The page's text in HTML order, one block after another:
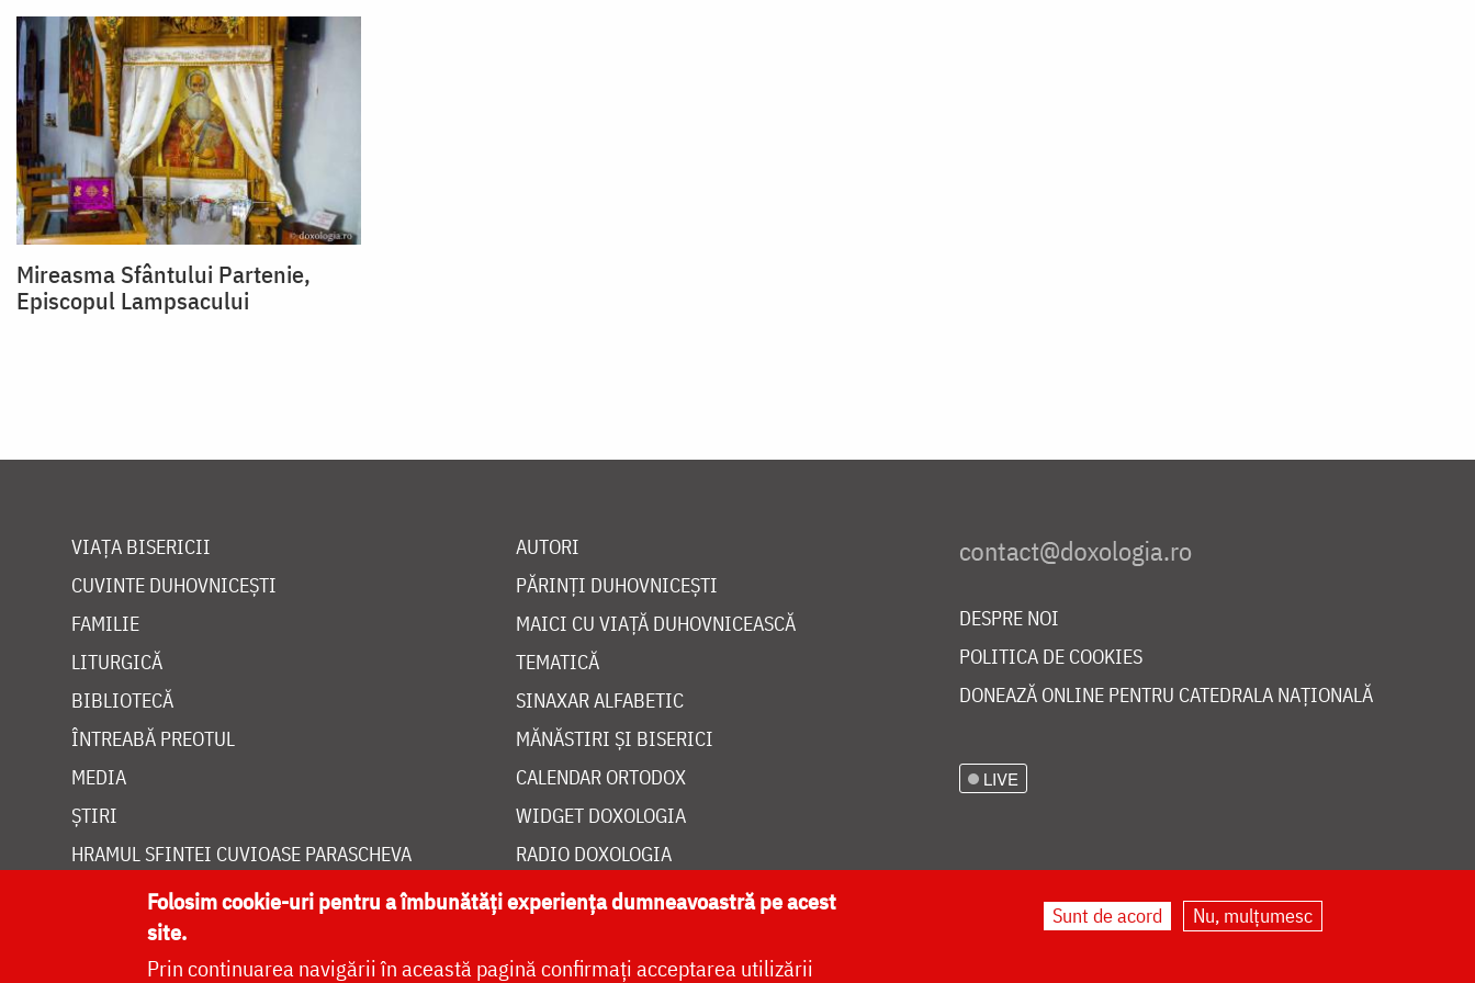
Mireasma Sfântului Partenie,
Episcopul Lampsacului
VIAȚA BISERICII
CUVINTE DUHOVNICEȘTI
FAMILIE
LITURGICĂ
BIBLIOTECĂ
ÎNTREABĂ PREOTUL
MEDIA
ȘTIRI
HRAMUL SFINTEI CUVIOASE PARASCHEVA
AUTORI
PĂRINȚI DUHOVNICEȘTI
MAICI CU VIAȚĂ DUHOVNICEASCĂ
TEMATICĂ
SINAXAR ALFABETIC
MĂNĂSTIRI ȘI BISERICI
CALENDAR ORTODOX
WIDGET DOXOLOGIA
RADIO DOXOLOGIA
DESPRE NOI
POLITICA DE COOKIES
DONEAZĂ ONLINE PENTRU CATEDRALA NAȚIONALĂ
LIVE
Folosim cookie-uri pentru a îmbunătăți experiența dumneavoastră pe acest
site.
Prin continuarea navigării în această pagină confirmați acceptarea utilizării
Sunt de acord Nu, mulțumesc